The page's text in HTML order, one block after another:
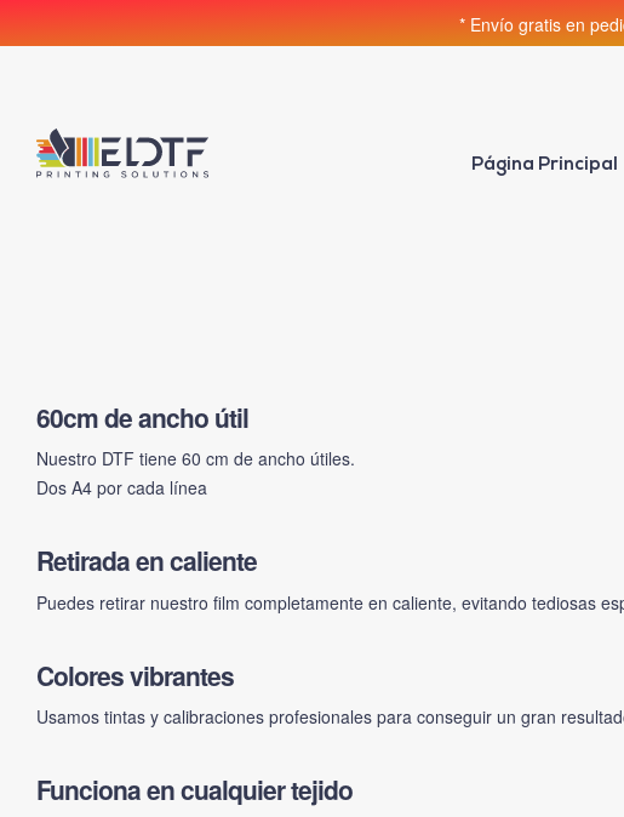
* Envío gratis en
Página Principal
60cm de ancho útil
Nuestro DTF tiene 60 cm de ancho útiles.
Dos A4 por cada línea
Retirada en caliente
Puedes retirar nuestro film completamente en caliente, evitando tediosas
Colores vibrantes
Usamos tintas y calibraciones profesionales para conseguir un gran
Funciona en cualquier tejido